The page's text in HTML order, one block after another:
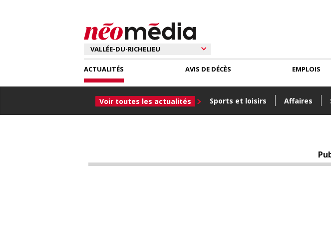
ACTUALITÉS
Voir toutes les actualités Sports et loisirs Affaires
AVIS DE DÉCÈS EMPLOIS